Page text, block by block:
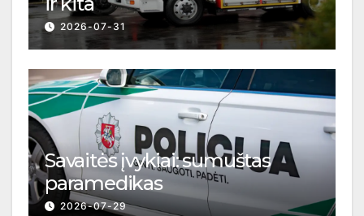
2026-07-31
Savaitės įvykiai: sumuštas
paramedikas
2026-07-29